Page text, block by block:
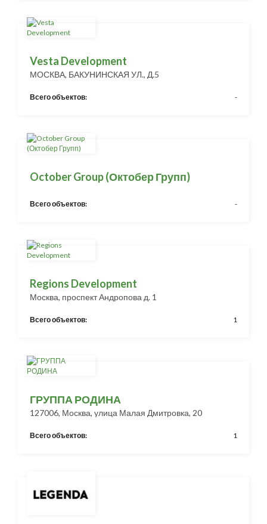
Vesta Development
МОСКВА, БАКУНИНСКАЯ УЛ., Д.5
Всего объектов: -
October Group (Октобер Групп)
Всего объектов: -
Regions Development
Москва, проспект Андропова д. 1
Всего объектов: 1
ГРУППА РОДИНА
127006, Москва, улица Малая Дмитровка, 20
Всего объектов: 1